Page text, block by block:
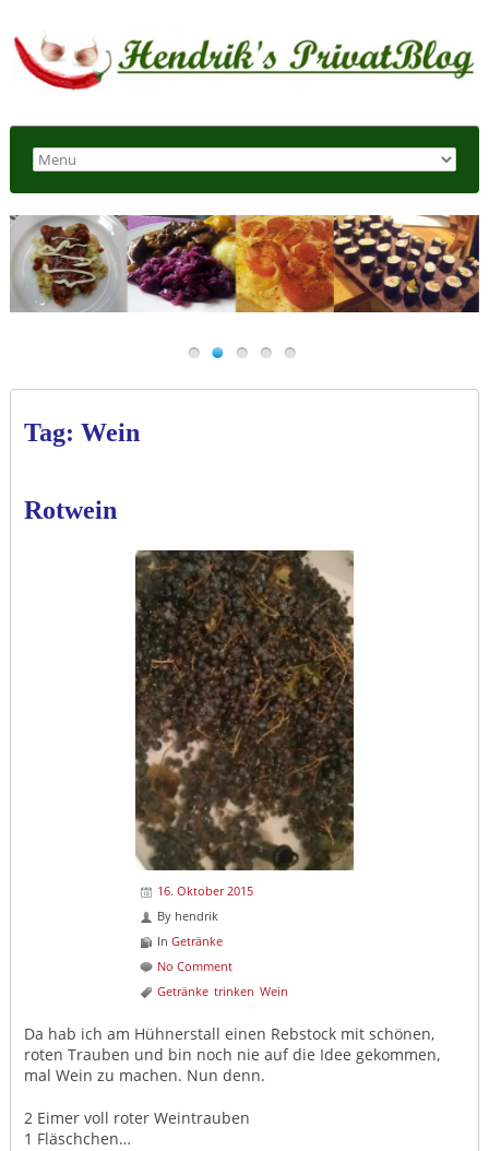
Tag: Wein
Rotwein
16. Oktober 2015
By hendrik
In Getränke
No Comment
Getränke trinken Wein
Da hab ich am Hühnerstall einen Rebstock mit schönen,
roten Trauben und bin noch nie auf die Idee gekommen,
mal Wein zu machen. Nun denn.
2 Eimer voll roter Weintrauben
1 Fläschchen…